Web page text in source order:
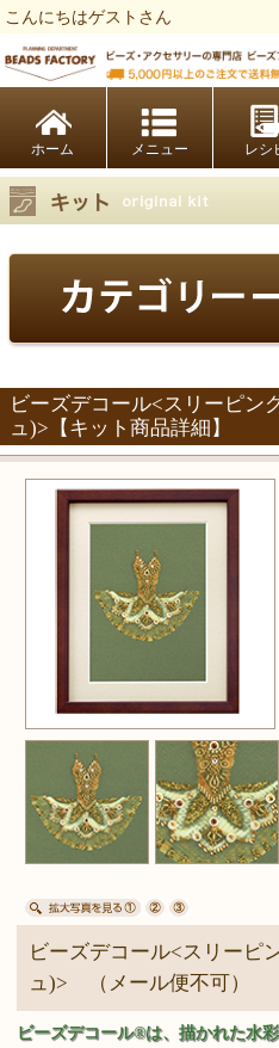
こんにちはゲストさん
ホーム レシ
ビーズデコール<スリーピン
ュ)>【キット商品詳細】
ビーズデコール<スリーピ
ュ)> （メール便不可）
ビーズデコール®は、描かれた水